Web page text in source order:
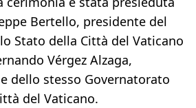
Bertello, presidente del
Stato della Città del Vaticano
Vérgez Alzaga,
dello stesso Governatorato
del Vaticano.